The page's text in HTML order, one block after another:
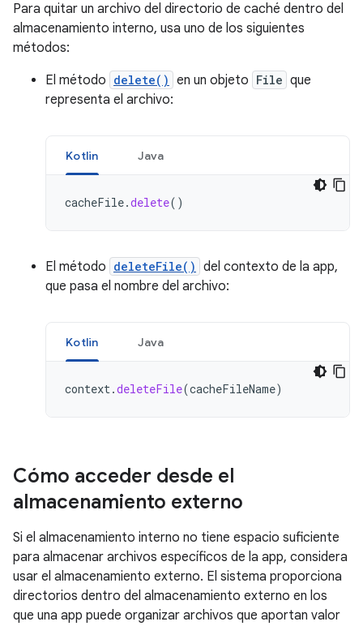
Para quitar un archivo del directorio de caché dentro del
almacenamiento interno, usa uno de los siguientes
métodos:
El método delete() en un objeto File que
representa el archivo:
Kotlin Java
cacheFile.delete()
El método deleteFile() del contexto de la app,
que pasa el nombre del archivo:
Kotlin Java
context.deleteFile(cacheFileName)
Cómo acceder desde el
almacenamiento externo
Si el almacenamiento interno no tiene espacio suficiente
para almacenar archivos específicos de la app, considera
usar el almacenamiento externo. El sistema proporciona
directorios dentro del almacenamiento externo en los
que una app puede organizar archivos que aportan valor